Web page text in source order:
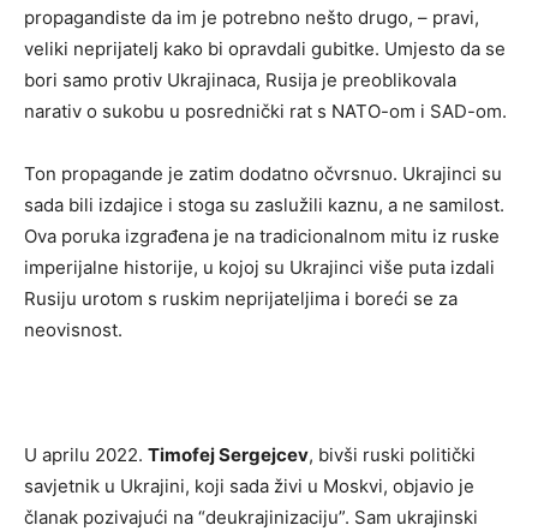
propagandiste da im je potrebno nešto drugo, – pravi,
veliki neprijatelj kako bi opravdali gubitke. Umjesto da se
bori samo protiv Ukrajinaca, Rusija je preoblikovala
narativ o sukobu u posrednički rat s NATO-om i SAD-om.
Ton propagande je zatim dodatno očvrsnuo. Ukrajinci su
sada bili izdajice i stoga su zaslužili kaznu, a ne samilost.
Ova poruka izgrađena je na tradicionalnom mitu iz ruske
imperijalne historije, u kojoj su Ukrajinci više puta izdali
Rusiju urotom s ruskim neprijateljima i boreći se za
neovisnost.
U aprilu 2022. Timofej Sergejcev, bivši ruski politički
savjetnik u Ukrajini, koji sada živi u Moskvi, objavio je
članak pozivajući na “deukrajinizaciju”. Sam ukrajinski